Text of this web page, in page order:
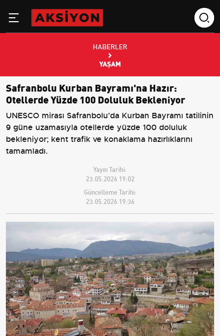
HABERLER
YAŞAM
Safranbolu Kurban Bayramı'na Hazır:
Otellerde Yüzde 100 Doluluk Bekleniyor
UNESCO mirası Safranbolu'da Kurban Bayramı tatilinin
9 güne uzamasıyla otellerde yüzde 100 doluluk
bekleniyor; kent trafik ve konaklama hazırlıklarını
tamamladı.
Yayın Tarihi:
23.05.2026 19:02
Güncelleme Tarihi:
23.05.2026 19:36